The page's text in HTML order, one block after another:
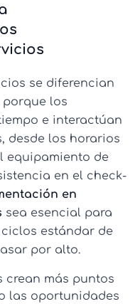
se diferencian
los
e interactúan
desde los horarios
equipamiento de
en el check-
en
sea esencial para
estándar de
por alto.
crean más puntos
las oportunidades